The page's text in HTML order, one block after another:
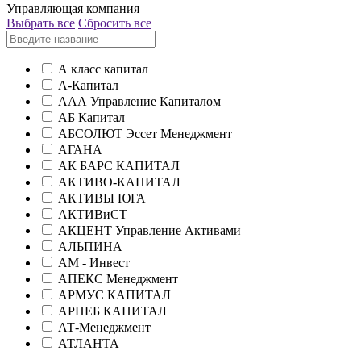
Управляющая компания
Выбрать все Сбросить все
А класс капитал
А-Капитал
ААА Управление Капиталом
АБ Капитал
АБСОЛЮТ Эссет Менеджмент
АГАНА
АК БАРС КАПИТАЛ
АКТИВО-КАПИТАЛ
АКТИВЫ ЮГА
АКТИВиСТ
АКЦЕНТ Управление Активами
АЛЬПИНА
АМ - Инвест
АПЕКС Менеджмент
АРМУС КАПИТАЛ
АРНЕБ КАПИТАЛ
АТ-Менеджмент
АТЛАНТА